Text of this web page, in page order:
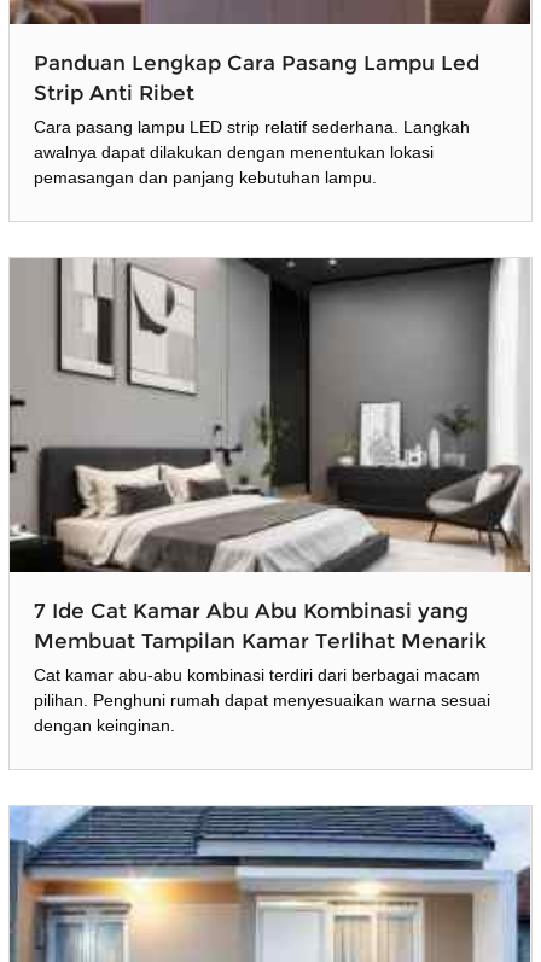
Panduan Lengkap Cara Pasang Lampu Led
Strip Anti Ribet
Cara pasang lampu LED strip relatif sederhana. Langkah
awalnya dapat dilakukan dengan menentukan lokasi
pemasangan dan panjang kebutuhan lampu.
7 Ide Cat Kamar Abu Abu Kombinasi yang
Membuat Tampilan Kamar Terlihat Menarik
Cat kamar abu-abu kombinasi terdiri dari berbagai macam
pilihan. Penghuni rumah dapat menyesuaikan warna sesuai
dengan keinginan.